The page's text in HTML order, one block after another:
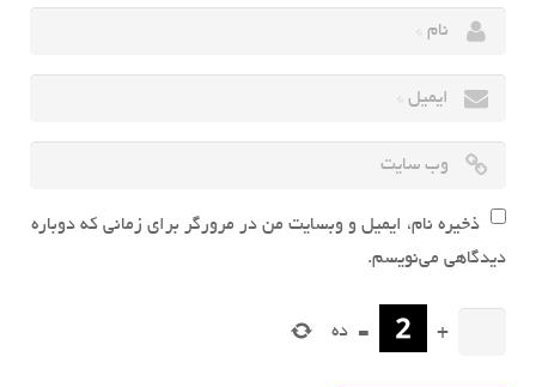
ذخیره نام، ایمیل و وبسایت من در مرورگر برای زمانی که دوباره
دیدگاهی می‌نویسم.
+
= ده